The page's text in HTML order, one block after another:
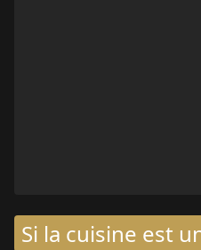
Si la cuisine est